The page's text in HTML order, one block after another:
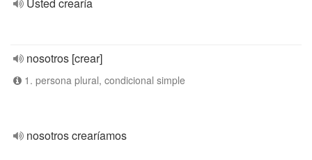
nosotros [crear]
1. persona plural, condicional simple
nosotros crearíamos